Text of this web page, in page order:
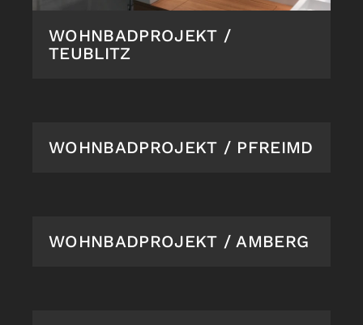
WOHNBADPROJEKT /
TEUBLITZ
WOHNBADPROJEKT / PFREIMD
WOHNBADPROJEKT / AMBERG